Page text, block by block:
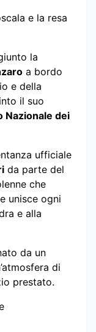
e la resa
la
a bordo
e della
il suo
Nazionale dei
ufficiale
da parte del
che
unisce ogni
e alla
da un
di
prestato.